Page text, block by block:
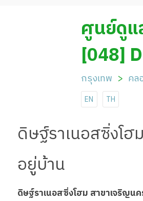
ศูนย์ดูแ
เจริญน
[048]
กรุงเทพ คล
EN TH
ดิษฐ์ราเนอสซิ่งโ
อยู่บ้าน
ดิษฐ์ราเนอสซิ่งโฮม สาขาเจริญน